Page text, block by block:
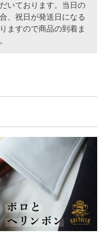
いております。当日の
、祝日が発送日になる
ますので商品の到着ま